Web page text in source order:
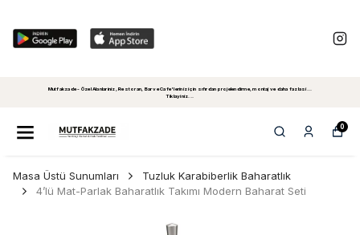
Mutfakzade - Özel Alanlariniz, Restoran, Bar ve Cafe'leriniz için sıfırdan projelendirme, montaj ve daha fazlasi...
Tiklayiniz...
0
Masa Üstü Sunumları
Tuzluk Karabiberlik Baharatlık
4’lü Mat-Parlak Baharatlık Takımı Modern Baharat Seti